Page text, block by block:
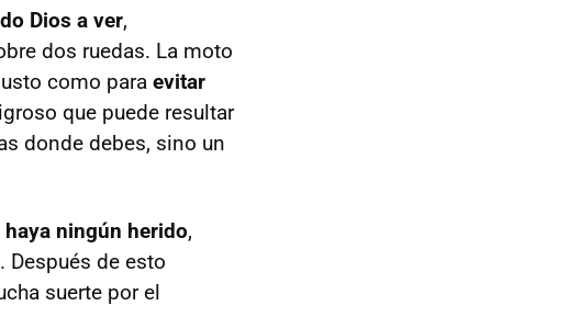
Dios a ver,
dos ruedas. La moto
como para evitar
que puede resultar
donde debes, sino un
haya ningún herido,
Después de esto
suerte por el